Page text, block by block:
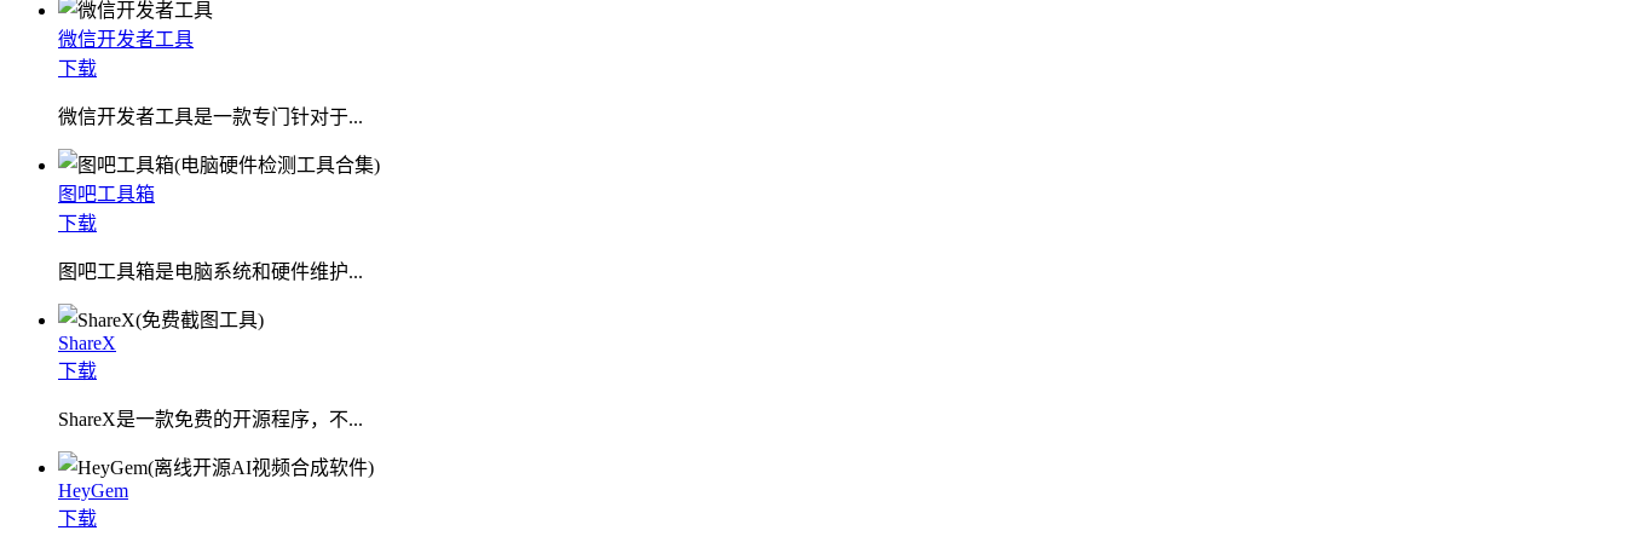
微信开发者工具
下载
微信开发者工具是一款专门针对于...
图吧工具箱
下载
图吧工具箱是电脑系统和硬件维护...
ShareX
下载
ShareX是一款免费的开源程序，不...
HeyGem
下载